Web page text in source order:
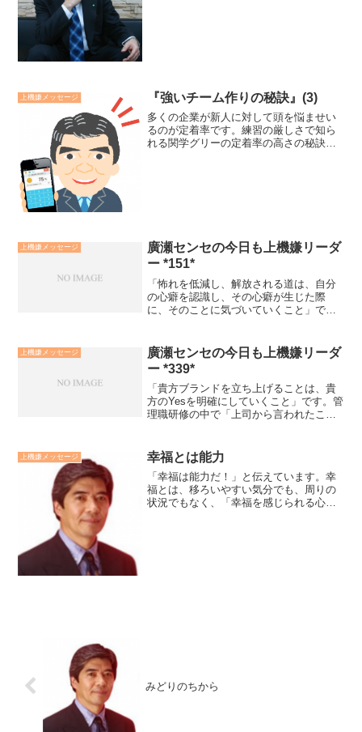
上機嫌メッセージ 『強いチーム作りの秘訣』(3)
多くの企業が新人に対して頭を悩ませい
るのが定着率です。練習の厳しさで知ら
れる関学グリーの定着率の高さの秘訣
上機嫌メッセージ
廣瀬センセの今日も上機嫌リーダ
ー *151*
「怖れを低減し、解放される道は、自分
の心癖を認識し、その心癖が生じた際
に、そのことに気づいていくこと」で
な心癖を持っていることを認め、おりに
ふれて、心の中で他人を非難し...
上機嫌メッセージ
廣瀬センセの今日も上機嫌リーダ
ー *339*
「貴方ブランドを立ち上げることは、貴
方のYesを明確にしていくこと」です。管
理職研修の中で「上司から言われたこと
ます。それに対して、「勇気がないから
ではなく、自身のY...
上機嫌メッセージ 幸福とは能力
「幸福は能力だ！」と伝えています。幸
福とは、移ろいやすい気分でも、周りの
状況でもなく、「幸福を感じられる心の
みどりのちから